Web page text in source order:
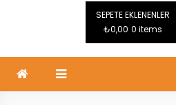
SEPETE EKLENENLER
₺0,00 0 items